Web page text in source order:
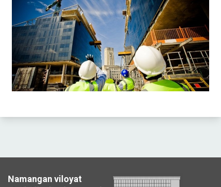
Namangan viloyat